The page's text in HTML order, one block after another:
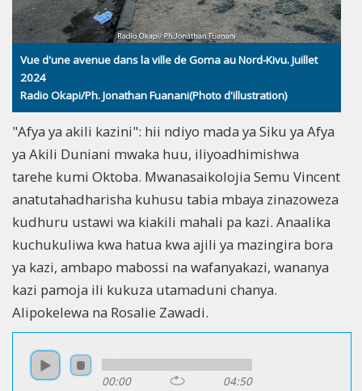
Vue d'une avenue dans la ville de Goma au Nord-Kivu. Juillet
2024
Radio Okapi/Ph. Jonathan Fuanani(Photo d'illustration)
"Afya ya akili kazini": hii ndiyo mada ya Siku ya Afya
ya Akili Duniani mwaka huu, iliyoadhimishwa
tarehe kumi Oktoba. Mwanasaikolojia Semu Vincent
anatutahadharisha kuhusu tabia mbaya zinazoweza
kudhuru ustawi wa kiakili mahali pa kazi. Anaalika
kuchukuliwa kwa hatua kwa ajili ya mazingira bora
ya kazi, ambapo mabossi na wafanyakazi, wananya
kazi pamoja ili kukuza utamaduni chanya.
Alipokelewa na Rosalie Zawadi.
00:00 04:50